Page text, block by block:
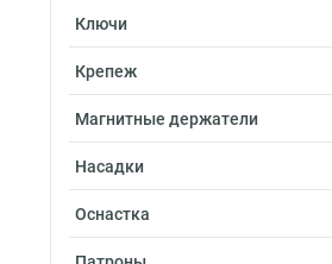
Ключи
Крепеж
Магнитные держатели
Насадки
Оснастка